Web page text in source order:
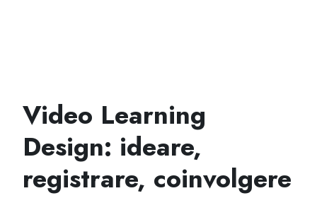
Video Learning
Design: ideare,
registrare, coinvolgere